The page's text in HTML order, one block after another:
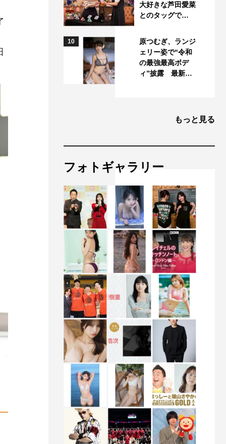
大好きな芦田愛菜
とのタッグで…
10
原つむぎ、ランジ
ェリー姿で“令和
の最強最高ボデ
ィ”披露 最新…
もっと見る
フォトギャラリー